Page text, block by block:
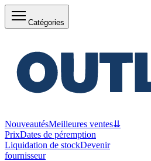
Catégories
NouveautésMeilleures ventes⇊
PrixDates de péremption
Liquidation de stockDevenir
fournisseur